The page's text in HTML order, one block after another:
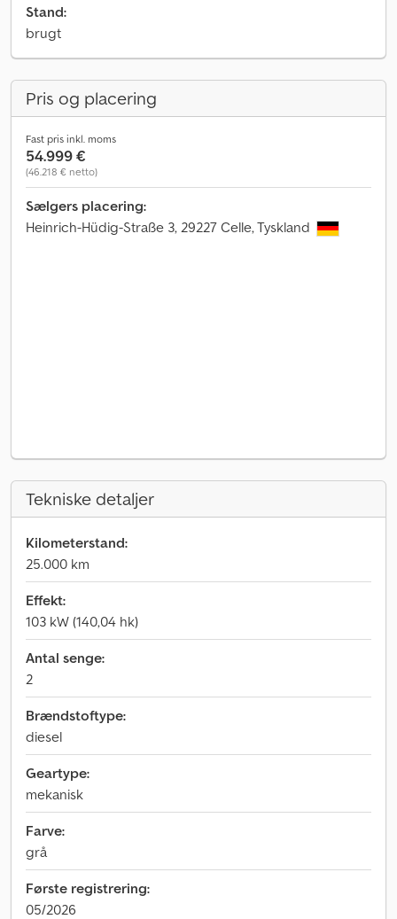
Stand:
brugt
Pris og placering
Fast pris inkl. moms
54.999 €
(46.218 € netto)
Sælgers placering:
Heinrich-Hüdig-Straße 3, 29227 Celle, Tyskland
Tekniske detaljer
Kilometerstand:
25.000 km
Effekt:
103 kW (140,04 hk)
Antal senge:
2
Brændstoftype:
diesel
Geartype:
mekanisk
Farve:
grå
Første registrering:
05/2026